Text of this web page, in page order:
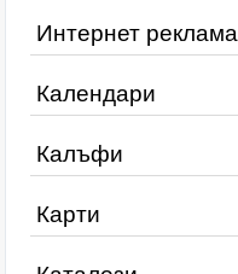
Интернет реклама
Календари
Калъфи
Карти